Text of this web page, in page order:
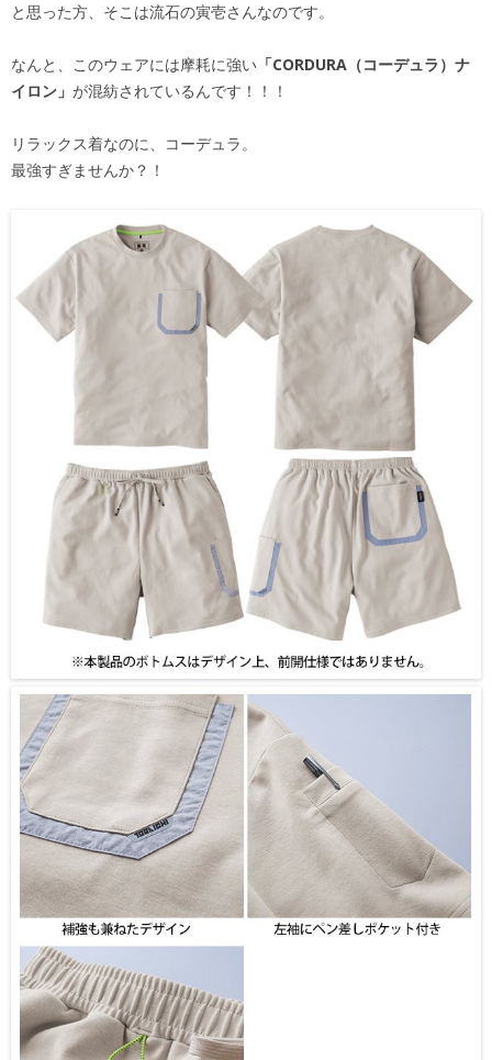
と思った方、そこは流石の寅壱さんなのです。
なんと、このウェアには摩耗に強い 「CORDURA（コーデュラ）ナ
イロン」 が混紡されているんです！！！
リラックス着なのに、コーデュラ。
最強すぎませんか？！